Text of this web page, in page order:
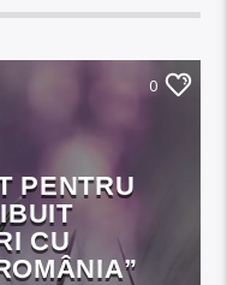
0
PENTRU
CU